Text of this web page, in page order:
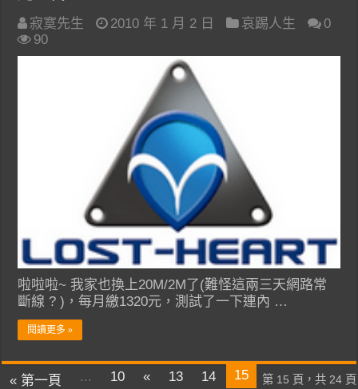
寂寞先生 2010 年 1 月 2 日 哀踢人生
0
90
啦啦啦~ 我家也換上20M/2M了(難怪這兩三天網路常
斷線 ? )，每月繳1320元，測試了一下連內 …
閱讀更多 »
第 15 頁，共 24 頁
« 第一頁 ... 10 « 13 14
15